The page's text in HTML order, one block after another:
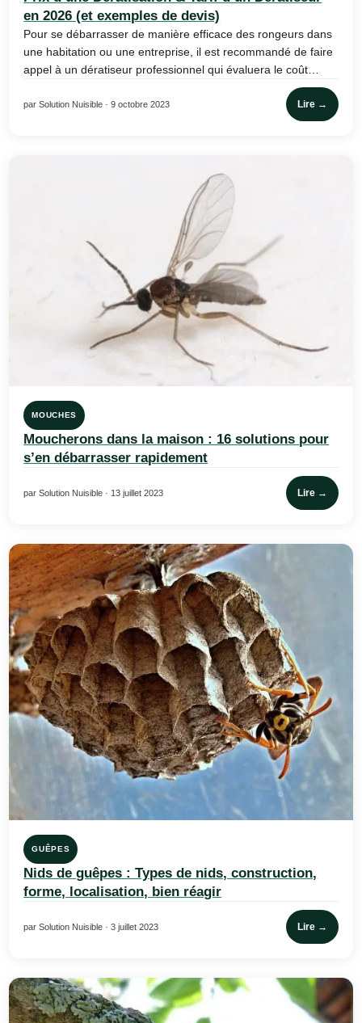
en 2026 (et exemples de devis)
Pour se débarrasser de manière efficace des rongeurs dans
une habitation ou une entreprise, il est recommandé de faire
appel à un dératiseur professionnel qui évaluera le coût…
par Solution Nuisible · 9 octobre 2023 Lire →
MOUCHES
Moucherons dans la maison : 16 solutions pour
s’en débarrasser rapidement
par Solution Nuisible · 13 juillet 2023 Lire →
GUÊPES
Nids de guêpes : Types de nids, construction,
forme, localisation, bien réagir
par Solution Nuisible · 3 juillet 2023 Lire →